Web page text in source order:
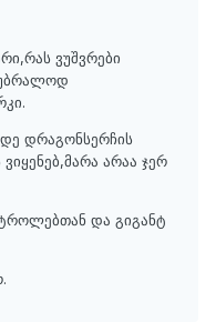
ვუშვრები
დრაგონსერჩის
არაა ჯერ
და გიგანტ